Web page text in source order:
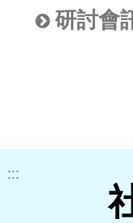
研討會
:::